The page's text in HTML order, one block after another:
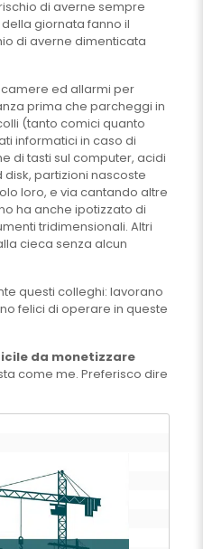
di averne sempre
giornata fanno il
di averne dimenticata
ed allarmi per
prima che parcheggi in
(tanto comici quanto
informatici in caso di
di tasti sul computer, acidi
disk, partizioni nascoste
loro, e via cantando altre
ha anche ipotizzato di
tridimensionali. Altri
cieca senza alcun
questi colleghi: lavorano
felici di operare in queste
da monetizzare
come me. Preferisco dire